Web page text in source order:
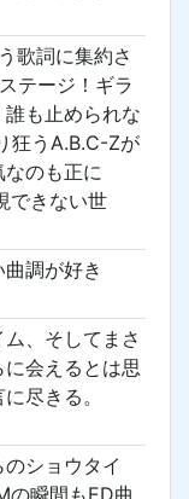
歌詞に集約さ
テージ！ギラ
も止められな
狂うA.B.C-Zが
のも正に
できない世
調が好き
、そしてまさ
会えるとは思
尽きる。
ショウタイ
の瞬間もED曲